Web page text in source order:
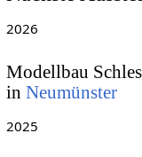
2026
Modellbau
in Neumünster
2025